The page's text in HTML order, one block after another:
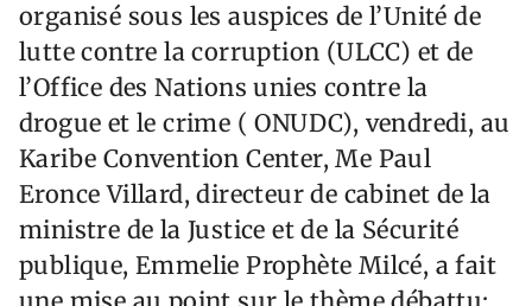
organisé sous les auspices de l’Unité de
lutte contre la corruption (ULCC) et de
l’Office des Nations unies contre la
drogue et le crime ( ONUDC), vendredi, au
Karibe Convention Center, Me Paul
Eronce Villard, directeur de cabinet de la
ministre de la Justice et de la Sécurité
publique, Emmelie Prophète Milcé, a fait